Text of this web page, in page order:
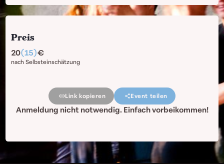
Preis
nach Selbsteinschätzung
20(15)
Link kopieren Event teilen
Anmeldung nicht notwendig. Einfach vorbeikommen!